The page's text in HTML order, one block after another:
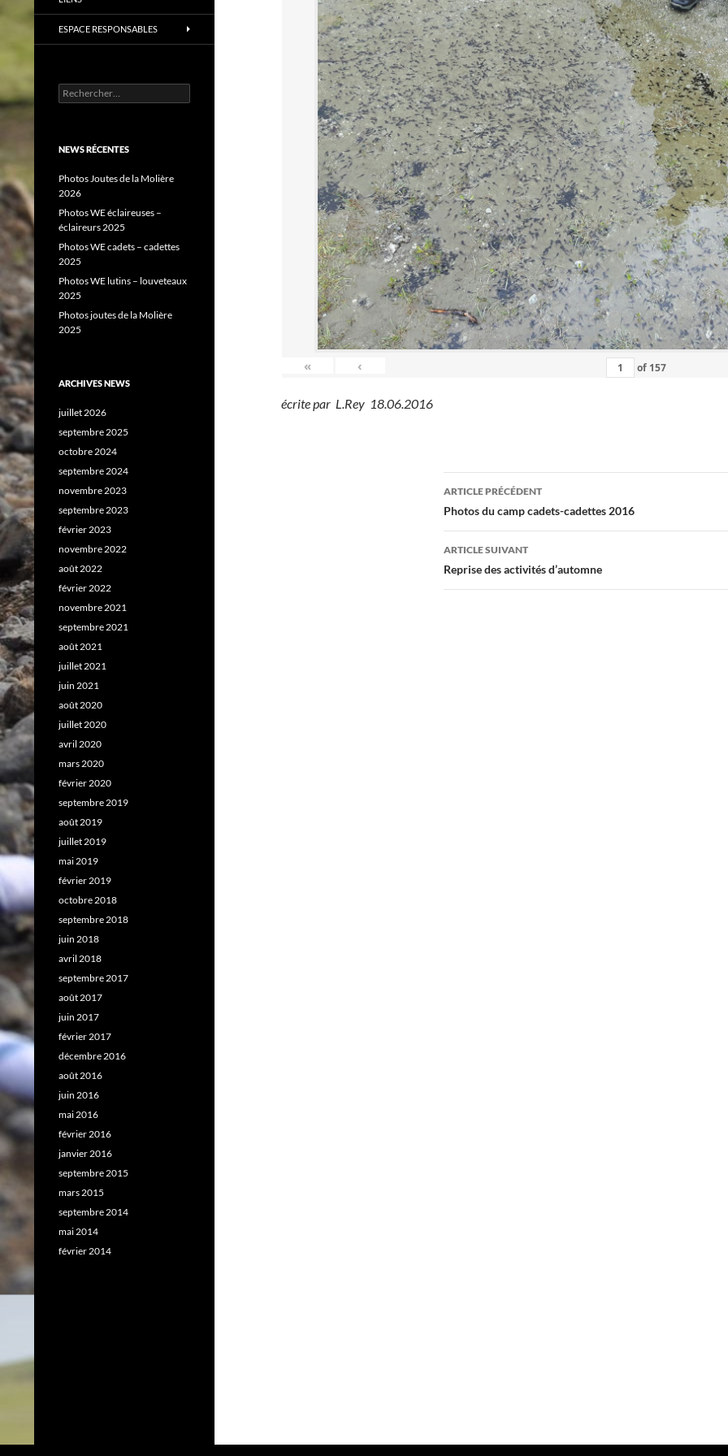
« ‹ of 157
écrite par L.Rey 18.06.2016
Navigation
des
articles
ARTICLE PRÉCÉDENT
Photos du camp cadets-cadettes 2016
ARTICLE SUIVANT
Reprise des activités d’automne
ESPACE RESPONSABLES
Rechercher :
NEWS RÉCENTES
Photos Joutes de la Molière
2026
Photos WE éclaireuses –
éclaireurs 2025
Photos WE cadets – cadettes
2025
Photos WE lutins – louveteaux
2025
Photos joutes de la Molière
2025
ARCHIVES NEWS
juillet 2026
septembre 2025
octobre 2024
septembre 2024
novembre 2023
septembre 2023
février 2023
novembre 2022
août 2022
février 2022
novembre 2021
septembre 2021
août 2021
juillet 2021
juin 2021
août 2020
juillet 2020
avril 2020
mars 2020
février 2020
septembre 2019
août 2019
juillet 2019
mai 2019
février 2019
octobre 2018
septembre 2018
juin 2018
avril 2018
septembre 2017
août 2017
juin 2017
février 2017
décembre 2016
août 2016
juin 2016
mai 2016
février 2016
janvier 2016
septembre 2015
mars 2015
septembre 2014
mai 2014
février 2014